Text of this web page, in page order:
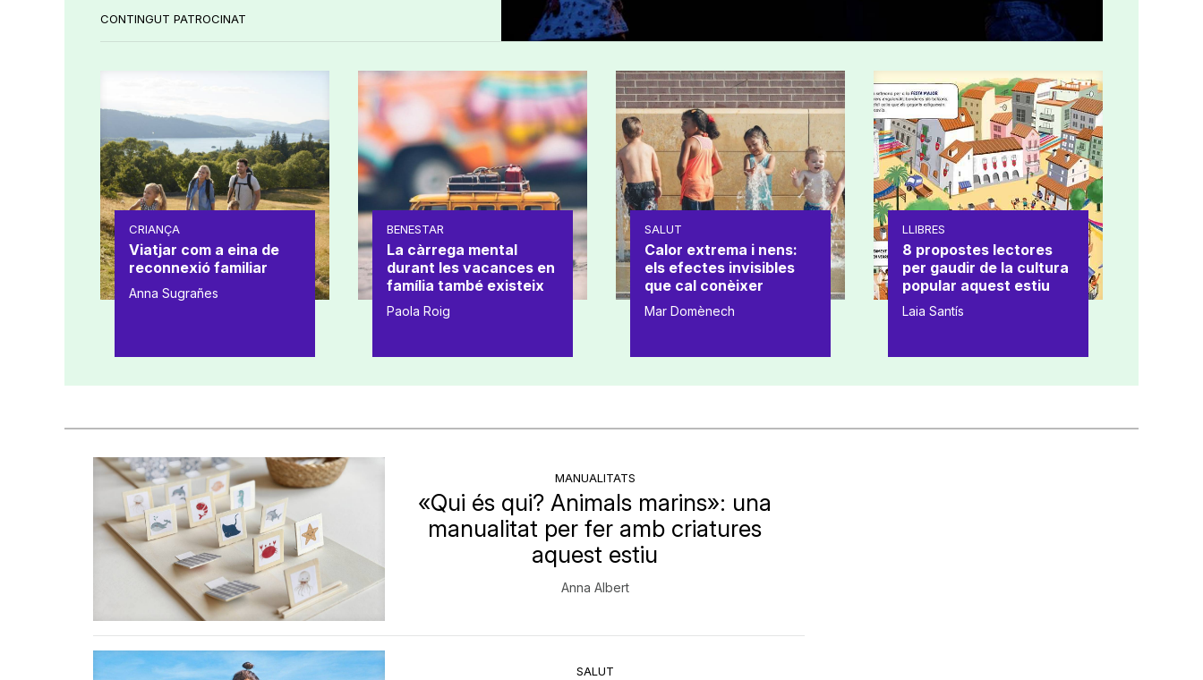
CONTINGUT PATROCINAT
CRIANÇA
Viatjar com a eina de
reconnexió familiar
Anna Sugrañes
BENESTAR
La càrrega mental
durant les vacances en
família també existeix
Paola Roig
SALUT
Calor extrema i nens:
els efectes invisibles
que cal conèixer
Mar Domènech
LLIBRES
8 propostes lectores
per gaudir de la cultura
popular aquest estiu
Laia Santís
MANUALITATS
«Qui és qui? Animals marins»: una
manualitat per fer amb criatures
aquest estiu
Anna Albert
SALUT